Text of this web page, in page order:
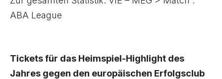
ABA League
Tickets für das Heimspiel-Highlight des
Jahres gegen den europäischen Erfolgsclub